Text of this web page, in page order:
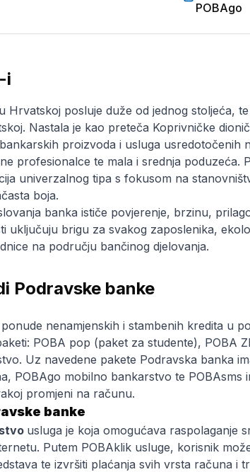
POBAgo
i
Hrvatskoj posluje duže od jednog stoljeća,
Nastala je kao preteča Koprivničke
proizvoda i usluga usredotočenih
profesionalce te mala i srednja poduzeća.
univerzalnog tipa s fokusom na
boja.
banka ističe povjerenje, brzinu,
uključuju brigu za svakog zaposlenika,
na području bančinog djelovanja.
Podravske banke
nenamjenskih i stambenih kredita u
POBA pop (paket za studente), POBA
Uz navedene pakete Podravska banka
POBAgo mobilno bankarstvo te POBAsms
promjeni na računu.
banke
usluga je koja omogućava raspolaganje
Putem POBAklik usluge, korisnik
te izvršiti plaćanja svih vrsta računa i